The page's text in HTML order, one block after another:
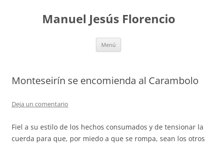
contenidoManuel Jesús Florencio
Menú
Monteseirín se encomienda al Carambolo
Deja un comentario
Fiel a su estilo de los hechos consumados y de tensionar la
cuerda para que, por miedo a que se rompa, sean los otros